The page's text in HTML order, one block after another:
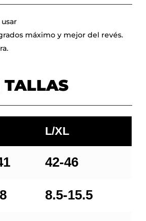
máximo y mejor del revés.
TALLAS
L/XL
42-46
8.5-15.5